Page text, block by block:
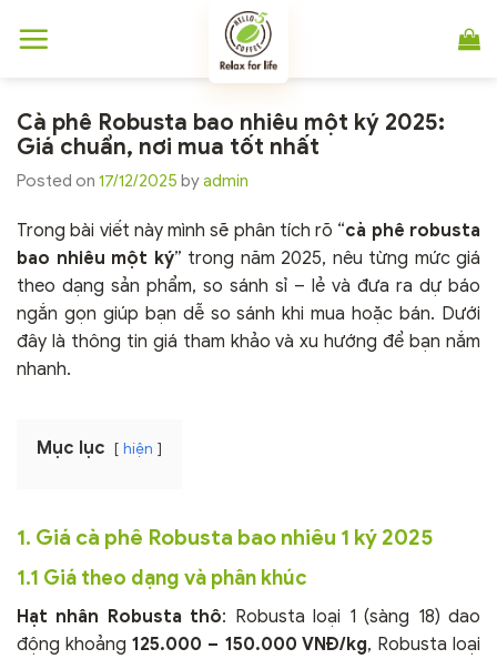
đến
Cà phê Robusta bao nhiêu một ký 2025:
Giá chuẩn, nơi mua tốt nhất
Posted on 17/12/2025 byadmin
Trong bài viết này mình sẽ phân tích rõ “cà phê robusta
bao nhiêu một ký” trong năm 2025, nêu từng mức giá
theo dạng sản phẩm, so sánh sỉ – lẻ và đưa ra dự báo
ngắn gọn giúp bạn dễ so sánh khi mua hoặc bán. Dưới
đây là thông tin giá tham khảo và xu hướng để bạn nắm
nhanh.
Mục lục hiện
1. Giá cà phê Robusta bao nhiêu 1 ký 2025
1.1 Giá theo dạng và phân khúc
Hạt nhân Robusta thô: Robusta loại 1 (sàng 18) dao
động khoảng125.000 – 150.000 VNĐ/kg, Robusta loại